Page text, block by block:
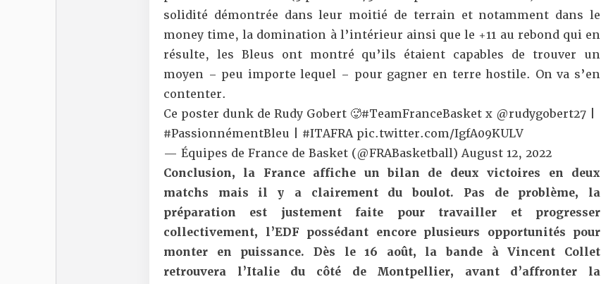
solidité démontrée dans leur moitié de terrain et notamment dans le
money time, la domination à l’intérieur ainsi que le +11 au rebond qui en
résulte, les Bleus ont montré qu’ils étaient capables de trouver un
moyen – peu importe lequel – pour gagner en terre hostile. On va s’en
contenter.
Ce poster dunk de Rudy Gobert 🥵#TeamFranceBasket x @rudygobert27
#PassionnémentBleu
#ITAFRA pic.twitter.com/IgfA09KULV
— Équipes de France de Basket (@FRABasketball)August 12, 2022
Conclusion, la France affiche un bilan de deux victoires en deux
matchs mais il y a clairement du boulot. Pas de problème, la
préparation est justement faite pour travailler et progresser
collectivement, l’EDF possédant encore plusieurs opportunités pour
monter en puissance. Dès le 16 août, la bande à Vincent Collet
retrouvera l’Italie du côté de Montpellier, avant d’affronter la